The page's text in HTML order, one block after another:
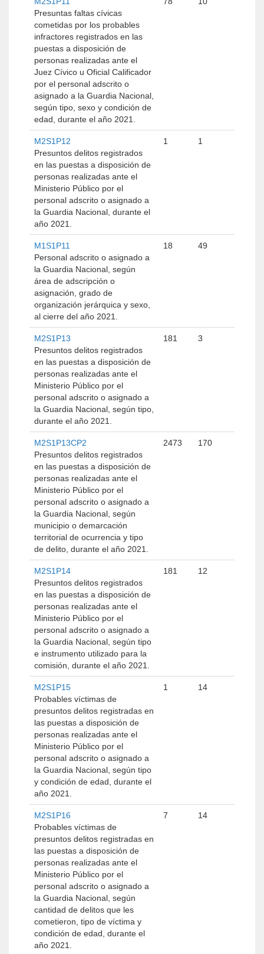
Presuntas faltas cívicas
cometidas por los probables
infractores registrados en las
puestas a disposición de
personas realizadas ante el
Juez Cívico u Oficial Calificador
por el personal adscrito o
asignado a la Guardia Nacional,
según tipo, sexo y condición de
edad, durante el año 2021.
M2S1P12
Presuntos delitos registrados
en las puestas a disposición de
personas realizadas ante el
Ministerio Público por el
personal adscrito o asignado a
la Guardia Nacional, durante el
año 2021.
1 1
M1S1P11
Personal adscrito o asignado a
la Guardia Nacional, según
área de adscripción o
asignación, grado de
organización jerárquica y sexo,
al cierre del año 2021.
18 49
M2S1P13
Presuntos delitos registrados
en las puestas a disposición de
personas realizadas ante el
Ministerio Público por el
personal adscrito o asignado a
la Guardia Nacional, según tipo,
durante el año 2021.
181 3
M2S1P13CP2
Presuntos delitos registrados
en las puestas a disposición de
personas realizadas ante el
Ministerio Público por el
personal adscrito o asignado a
la Guardia Nacional, según
municipio o demarcación
territorial de ocurrencia y tipo
de delito, durante el año 2021.
2473 170
M2S1P14
Presuntos delitos registrados
en las puestas a disposición de
personas realizadas ante el
Ministerio Público por el
personal adscrito o asignado a
la Guardia Nacional, según tipo
e instrumento utilizado para la
comisión, durante el año 2021.
181 12
M2S1P15
Probables víctimas de
presuntos delitos registradas en
las puestas a disposición de
personas realizadas ante el
Ministerio Público por el
personal adscrito o asignado a
la Guardia Nacional, según tipo
y condición de edad, durante el
año 2021.
1 14
M2S1P16
Probables víctimas de
presuntos delitos registradas en
las puestas a disposición de
personas realizadas ante el
Ministerio Público por el
personal adscrito o asignado a
la Guardia Nacional, según
cantidad de delitos que les
cometieron, tipo de víctima y
condición de edad, durante el
año 2021.
7 14